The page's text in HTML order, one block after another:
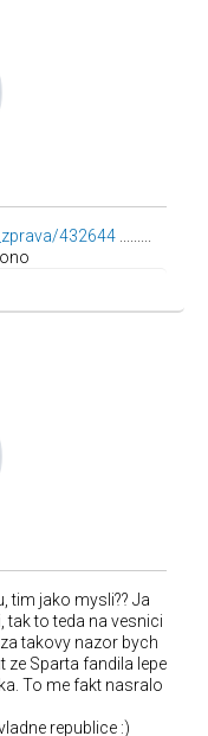
432644
tim jako mysli?? Ja
tak to teda na vesnici
takovy nazor bych
ze Sparta fandila lepe
To me fakt nasralo
republice :)